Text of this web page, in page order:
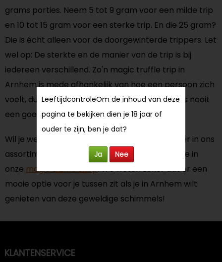
LeeftijdcontroleOm de inhoud van deze
pagina te bekijken dien je 18 jaar of
ouder te zijn, ben je dat?
Ja Nee
grams porties. Neem 5 tot 9 gram voor een milde trip
en 10 tot 15 gram voor een sterke trip. En die 25 gram?
Die is écht alleen voor de doorgewinterde trippers. Let
wel op: De sterkte en de manier van de trip is bij
iedereen verschillend. Zo'n magic truffle trip in
Arnhem is mede afhankelijk van hoe een persoon zich
voelt, dus truffels nemen bij een down gevoel is nooit
een goed idee.
Wil je weten welke andere truffels we nog meer in ons
assortiment hebben? Neem dan eens een kijkje in
onze magic truffle shop. We weten zeker dat er een
mooie optie voor je tussen zit als je in Arnhem wilt
genieten van deze geweldige schimmels!
KLANTENSERVICE